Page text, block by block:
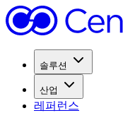
솔루션
산업
레퍼런스